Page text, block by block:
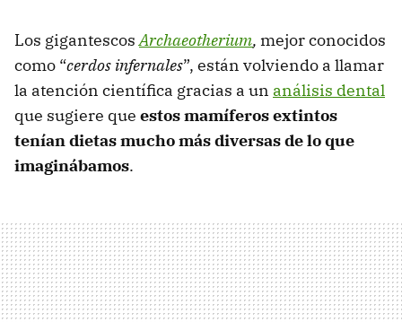
Los gigantescosArchaeotherium, mejor conocidos
como “cerdos infernales”, están volviendo a llamar
la atención científica gracias a un análisis dental
que sugiere que estos mamíferos extintos
tenían dietas mucho más diversas de lo que
imaginábamos.